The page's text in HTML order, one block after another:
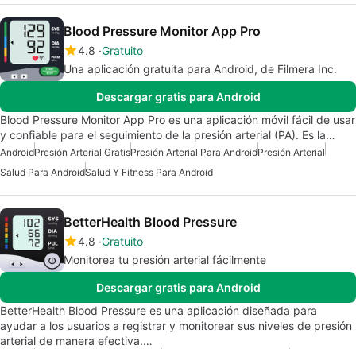
Blood Pressure Monitor App Pro
4.8 Gratuito
Una aplicación gratuita para Android, de Filmera Inc.
Descargar gratis para Android
Blood Pressure Monitor App Pro es una aplicación móvil fácil de usar
y confiable para el seguimiento de la presión arterial (PA). Es la…
AndroidPresión Arterial GratisPresión Arterial Para AndroidPresión Arterial
Salud Para AndroidSalud Y Fitness Para Android
BetterHealth Blood Pressure
4.8 Gratuito
Monitorea tu presión arterial fácilmente
Descargar gratis para Android
BetterHealth Blood Pressure es una aplicación diseñada para
ayudar a los usuarios a registrar y monitorear sus niveles de presión
arterial de manera efectiva.…